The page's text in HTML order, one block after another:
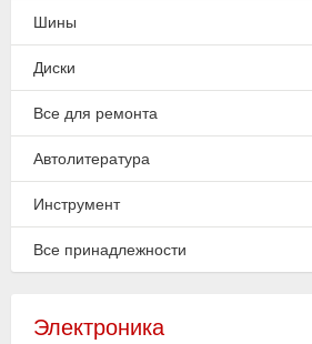
Шины
Диски
Все для ремонта
Автолитература
Инструмент
Все принадлежности
Электроника